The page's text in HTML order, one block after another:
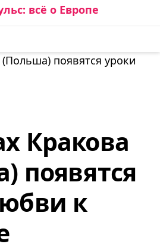
ЕВРОПЕ
Кракова
появятся
к